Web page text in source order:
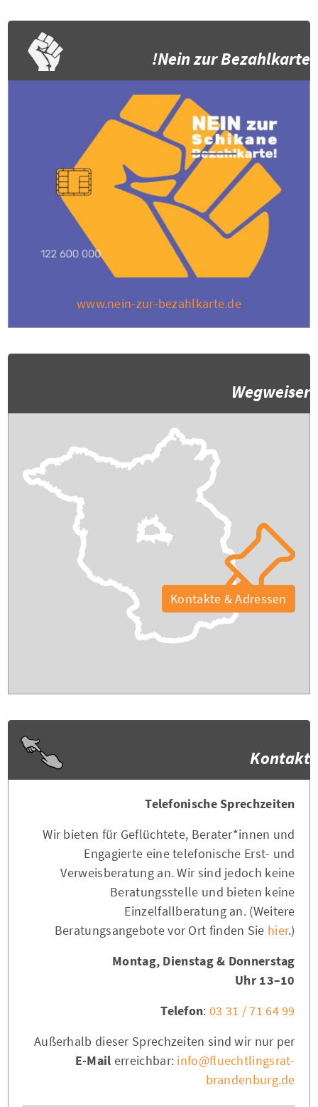
Nein zur Bezahlkarte!
www.nein-zur-bezahlkarte.de
Wegweiser
Kontakte & Adressen
Kontakt
Telefonische Sprechzeiten
Wir bieten für Geflüchtete, Berater*innen und
Engagierte eine telefonische Erst- und
Verweisberatung an. Wir sind jedoch keine
Beratungsstelle und bieten keine
Einzelfallberatung an. (Weitere
Beratungsangebote vor Ort finden Sie hier.)
Montag, Dienstag & Donnerstag
10–13 Uhr
Telefon: 03 31 / 71 64 99
Außerhalb dieser Sprechzeiten sind wir nur per
E-Mail erreichbar: info@fluechtlingsrat-
brandenburg.de